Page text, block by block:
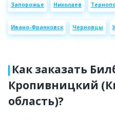
Запорожье Николаев
Ивано-Франковск Черновцы
Как заказать
Кропивницкий
область)?